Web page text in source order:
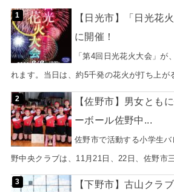
【日光市】「日光花
に開催！
「第4回日光花火大会」が
れます。当日は、約5千発の花火が打ち上が
【佐野市】男女とも
ーボール佐野中...
佐野市で活動する小学生
野中央クラブは、11月21日、22日、佐野市
【下野市】古山クラ